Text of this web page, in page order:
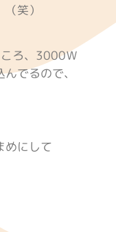
笑）
ろ、3000Ｗ
でるので、
めにして